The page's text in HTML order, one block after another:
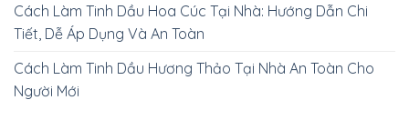
Cách Làm Tinh Dầu Hoa Cúc Tại Nhà: Hướng Dẫn Chi
Tiết, Dễ Áp Dụng Và An Toàn
Cách Làm Tinh Dầu Hương Thảo Tại Nhà An Toàn Cho
Người Mới